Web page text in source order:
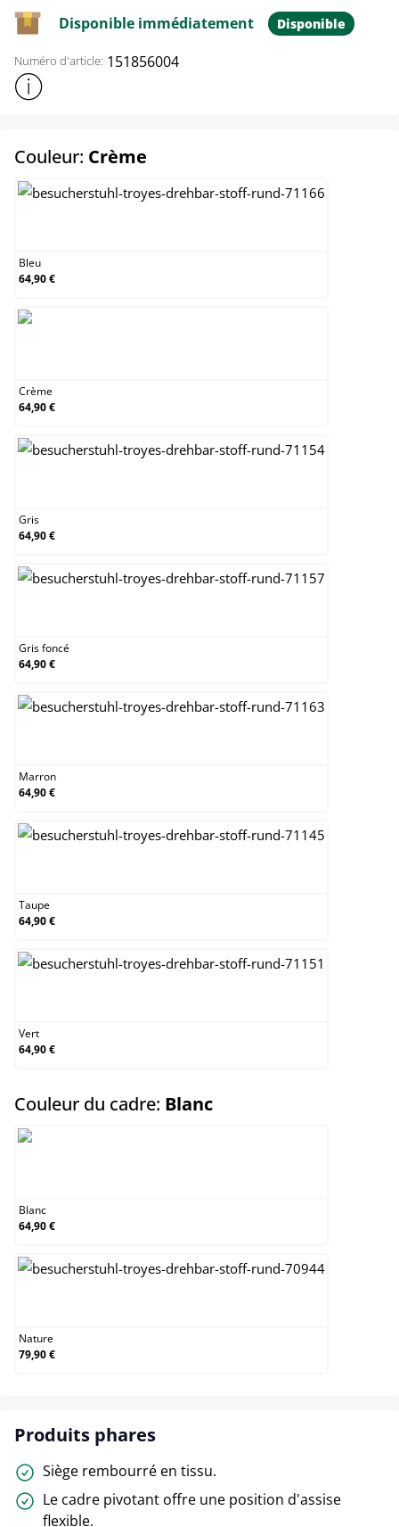
Disponible immédiatement Disponible
Numéro d'article: 151856004
Afficher plus d'informations sur le produit
Couleur: Crème
Bleu
64,90 €
Crème
64,90 €
Gris
64,90 €
Gris foncé
64,90 €
Marron
64,90 €
Taupe
64,90 €
Vert
64,90 €
Couleur du cadre: Blancselect
Blanc
64,90 €
Nature
79,90 €
Produits phares
Siège rembourré en tissu.
Le cadre pivotant offre une position d'assise
flexible.